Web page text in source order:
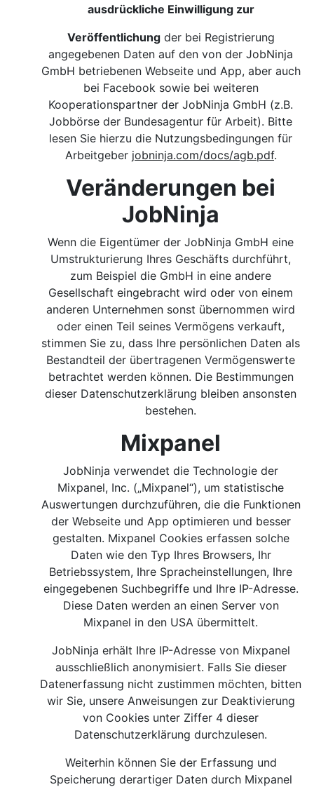
ausdrückliche Einwilligung zur
Veröffentlichung der bei Registrierung
angegebenen Daten auf den von der JobNinja
GmbH betriebenen Webseite und App, aber auch
bei Facebook sowie bei weiteren
Kooperationspartner der JobNinja GmbH (z.B.
Jobbörse der Bundesagentur für Arbeit). Bitte
lesen Sie hierzu die Nutzungsbedingungen für
Arbeitgeber jobninja.com/docs/agb.pdf.
Veränderungen bei
JobNinja
Wenn die Eigentümer der JobNinja GmbH eine
Umstrukturierung Ihres Geschäfts durchführt,
zum Beispiel die GmbH in eine andere
Gesellschaft eingebracht wird oder von einem
anderen Unternehmen sonst übernommen wird
oder einen Teil seines Vermögens verkauft,
stimmen Sie zu, dass Ihre persönlichen Daten als
Bestandteil der übertragenen Vermögenswerte
betrachtet werden können. Die Bestimmungen
dieser Datenschutzerklärung bleiben ansonsten
bestehen.
Mixpanel
JobNinja verwendet die Technologie der
Mixpanel, Inc. („Mixpanel“), um statistische
Auswertungen durchzuführen, die die Funktionen
der Webseite und App optimieren und besser
gestalten. Mixpanel Cookies erfassen solche
Daten wie den Typ Ihres Browsers, Ihr
Betriebssystem, Ihre Spracheinstellungen, Ihre
eingegebenen Suchbegriffe und Ihre IP-Adresse.
Diese Daten werden an einen Server von
Mixpanel in den USA übermittelt.
JobNinja erhält Ihre IP-Adresse von Mixpanel
ausschließlich anonymisiert. Falls Sie dieser
Datenerfassung nicht zustimmen möchten, bitten
wir Sie, unsere Anweisungen zur Deaktivierung
von Cookies unter Ziffer 4 dieser
Datenschutzerklärung durchzulesen.
Weiterhin können Sie der Erfassung und
Speicherung derartiger Daten durch Mixpanel